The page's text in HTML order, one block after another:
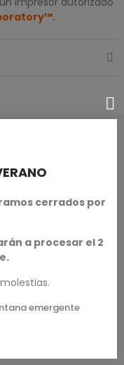
™.
cerrados por
a procesar el 2
emergente